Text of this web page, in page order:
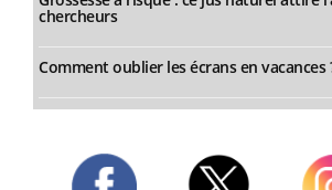
chercheurs
Comment oublier les écrans en vacances